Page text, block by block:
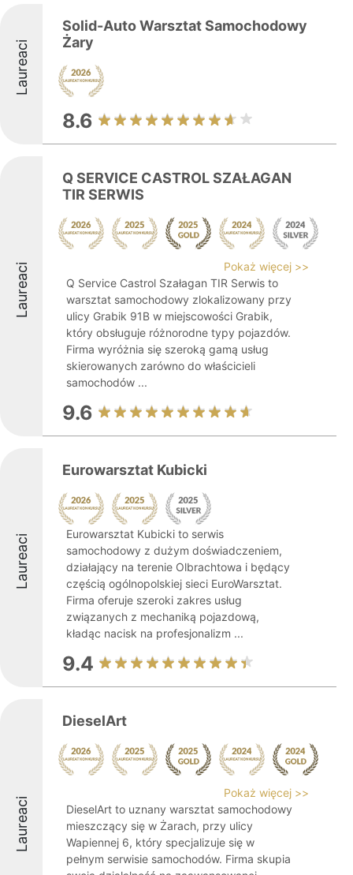
Laureaci
Solid-Auto Warsztat Samochodowy
Żary
8.6
Laureaci
Q SERVICE CASTROL SZAŁAGAN
TIR SERWIS
Pokaż więcej >>
Q Service Castrol Szałagan TIR Serwis to
warsztat samochodowy zlokalizowany przy
ulicy Grabik 91B w miejscowości Grabik,
który obsługuje różnorodne typy pojazdów.
Firma wyróżnia się szeroką gamą usług
skierowanych zarówno do właścicieli
samochodów ...
9.6
Laureaci
Eurowarsztat Kubicki
Eurowarsztat Kubicki to serwis
samochodowy z dużym doświadczeniem,
działający na terenie Olbrachtowa i będący
częścią ogólnopolskiej sieci EuroWarsztat.
Firma oferuje szeroki zakres usług
związanych z mechaniką pojazdową,
kładąc nacisk na profesjonalizm ...
9.4
Laureaci
DieselArt
Pokaż więcej >>
DieselArt to uznany warsztat samochodowy
mieszczący się w Żarach, przy ulicy
Wapiennej 6, który specjalizuje się w
pełnym serwisie samochodów. Firma skupia